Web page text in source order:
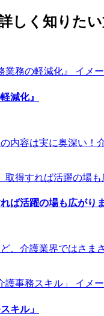
しく知りたい
減化』
内容は実に奥深い
ば活躍の場も広がり
、介護業界ではさま
キル」